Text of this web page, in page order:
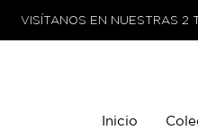
VISÍTANOS EN NUESTRAS 2
Inicio